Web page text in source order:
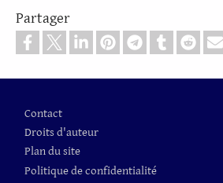
Partager
Contact
Droits d'auteur
Plan du site
Politique de confidentialité